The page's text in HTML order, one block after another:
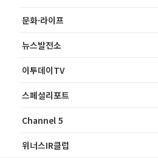
문화·라이프
뉴스발전소
이투데이TV
스페셜리포트
Channel 5
위너스IR클럽